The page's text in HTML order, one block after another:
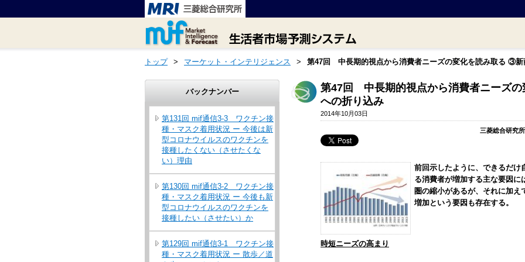
トップ > マーケット・インテリジェンス > 第47回 中長期的視点から消費者ニーズの変化を読み取る ③新
第47回 中長期的視点から消費者ニーズ
への折り込み
2014年10月03日
三菱総合研究所
前回示したように、できるだけ
る消費者が増加する主な要因
圏の縮小があるが、それに加
増加という要因も存在する。
時短ニーズの高まり
バックナンバー
第131回 mif通信3-3 ワクチン接
種・マスク着用状況 ー 今後は新
型コロナウイルスのワクチンを
接種したくない（させたくな
い）理由
第130回 mif通信3-2 ワクチン接
種・マスク着用状況 ー 今後も新
型コロナウイルスのワクチンを
接種したい（させたい）か
第129回 mif通信3-1 ワクチン接
種・マスク着用状況 ー 散歩／道